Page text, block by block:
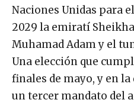
Naciones Unidas para
2029 la emiratí
Muhamad Adam y el
Una elección que
finales de mayo, y en
un tercer mandato del